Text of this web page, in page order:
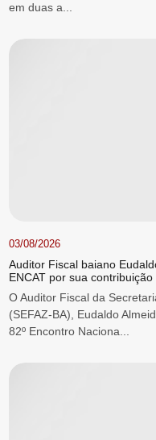
em duas a...
03/08/2026
Auditor Fiscal baiano
ENCAT por sua contribuição
O Auditor Fiscal da
(SEFAZ-BA), Eudaldo
82º Encontro Naciona...